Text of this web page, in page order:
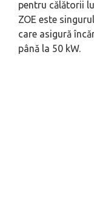
pentru călătorii
ZOE este
care asigură
până la 50 kW.